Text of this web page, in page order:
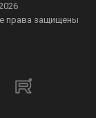
права защищены